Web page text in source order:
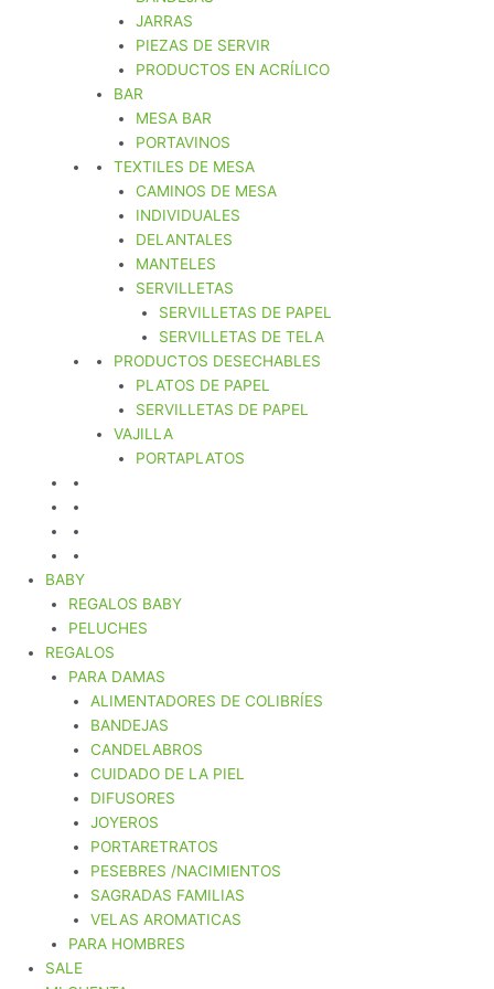
JARRAS
PIEZAS DE SERVIR
PRODUCTOS EN ACRÍLICO
BAR
MESA BAR
PORTAVINOS
TEXTILES DE MESA
CAMINOS DE MESA
INDIVIDUALES
DELANTALES
MANTELES
SERVILLETAS
SERVILLETAS DE PAPEL
SERVILLETAS DE TELA
PRODUCTOS DESECHABLES
PLATOS DE PAPEL
SERVILLETAS DE PAPEL
VAJILLA
PORTAPLATOS
BABY
REGALOS BABY
PELUCHES
REGALOS
PARA DAMAS
ALIMENTADORES DE COLIBRÍES
BANDEJAS
CANDELABROS
CUIDADO DE LA PIEL
DIFUSORES
JOYEROS
PORTARETRATOS
PESEBRES /NACIMIENTOS
SAGRADAS FAMILIAS
VELAS AROMATICAS
PARA HOMBRES
SALE